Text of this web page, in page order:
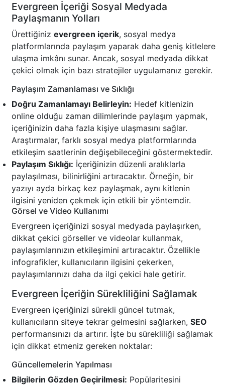
Evergreen İçeriği Sosyal Medyada
Paylaşmanın Yolları
Ürettiğiniz evergreen içerik, sosyal medya
platformlarında paylaşım yaparak daha geniş kitlelere
ulaşma imkânı sunar. Ancak, sosyal medyada dikkat
çekici olmak için bazı stratejiler uygulamanız gerekir.
Paylaşım Zamanlaması ve Sıklığı
Doğru Zamanlamayı Belirleyin: Hedef kitlenizin
online olduğu zaman dilimlerinde paylaşım yapmak,
içeriğinizin daha fazla kişiye ulaşmasını sağlar.
Araştırmalar, farklı sosyal medya platformlarında
etkileşim saatlerinin değişebileceğini göstermektedir.
Paylaşım Sıklığı: İçeriğinizin düzenli aralıklarla
paylaşılması, bilinirliğini artıracaktır. Örneğin, bir
yazıyı ayda birkaç kez paylaşmak, aynı kitlenin
ilgisini yeniden çekmek için etkili bir yöntemdir.
Görsel ve Video Kullanımı
Evergreen içeriğinizi sosyal medyada paylaşırken,
dikkat çekici görseller ve videolar kullanmak,
paylaşımlarınızın etkileşimini artıracaktır. Özellikle
infografikler, kullanıcıların ilgisini çekerken,
paylaşımlarınızı daha da ilgi çekici hale getirir.
Evergreen İçeriğin Sürekliliğini Sağlamak
Evergreen içeriğinizi sürekli güncel tutmak,
kullanıcıların siteye tekrar gelmesini sağlarken, SEO
performansınızı da artırır. İşte bu sürekliliği sağlamak
için dikkat etmeniz gereken noktalar:
Güncellemelerin Yapılması
Bilgilerin Gözden Geçirilmesi: Popülaritesini